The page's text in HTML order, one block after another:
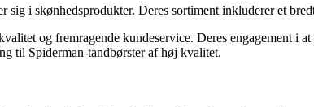
sig i skønhedsprodukter. Deres sortiment inkluderer et
og fremragende kundeservice. Deres engagement i
til Spiderman-tandbørster af høj kvalitet.